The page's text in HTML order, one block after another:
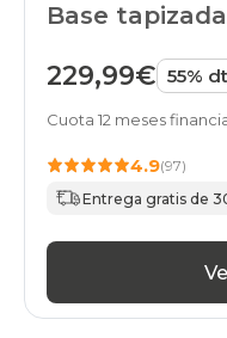
Base
229,99€ 55%
Cuota 12 meses
4.9(97)
Entrega gratis de